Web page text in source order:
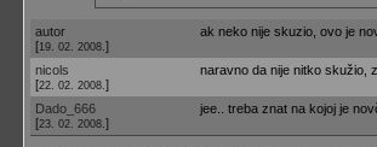
autor
[19. 02. 2008. ]
ak neko nije skuzio, ovo je
nicols
[22. 02. 2008. ]
naravno da nije nitko skužio,
Dado_666
[23. 02. 2008. ]
jee.. treba znat na kojoj je